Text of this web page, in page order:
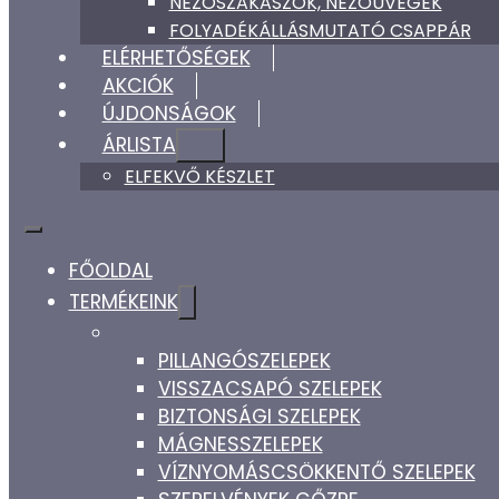
FOLYADÉKÁLLÁSMUTATÓ CSAPPÁR
ELÉRHETŐSÉGEK
AKCIÓK
ÚJDONSÁGOK
ÁRLISTA
ELFEKVŐ KÉSZLET
FŐOLDAL
TERMÉKEINK
PILLANGÓSZELEPEK
VISSZACSAPÓ SZELEPEK
BIZTONSÁGI SZELEPEK
MÁGNESSZELEPEK
VÍZNYOMÁSCSÖKKENTŐ SZELEPEK